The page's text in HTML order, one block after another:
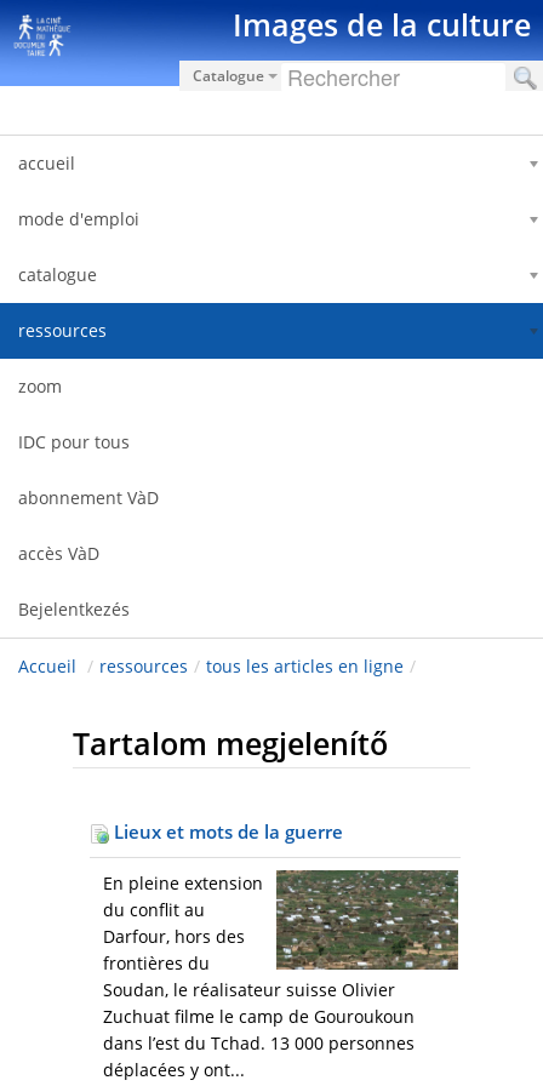
Ugrás a tartalomhoz Images de la culture
Catalogue
accueil
mode d'emploi
catalogue
ressources
zoom
IDC pour tous
abonnement VàD
accès VàD
Bejelentkezés
Accueil / ressources / tous les articles en ligne /
Tartalom megjelenítő
Lieux et mots de la guerre
En pleine extension
du conflit au
Darfour, hors des
frontières du
Soudan, le réalisateur suisse Olivier
Zuchuat filme le camp de Gouroukoun
dans l’est du Tchad. 13 000 personnes
déplacées y ont...